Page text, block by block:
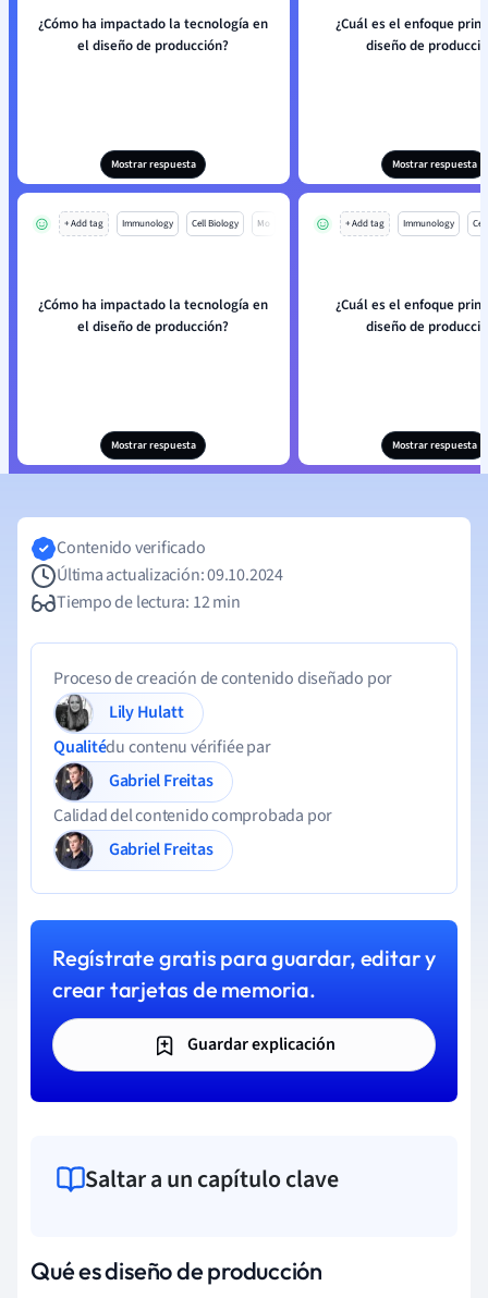
¿Cómo ha impactado la tecnología en
el diseño de producción?
Mostrar respuesta
¿Cuál es el enfoque
diseño de
Mostrar respuesta
+ Add tag Immunology Cell Biology Mo
¿Cómo ha impactado la tecnología en
el diseño de producción?
Mostrar respuesta
+ Add tag Immunology
¿Cuál es el enfoque
diseño de
Mostrar respuesta
Contenido verificado
Última actualización: 09.10.2024
Tiempo de lectura: 12 min
Proceso de creación de contenido diseñado por
Lily Hulatt
Qualitédu contenu vérifiée par
Gabriel Freitas
Calidad del contenido comprobada por
Gabriel Freitas
Regístrate gratis para guardar, editar y
crear tarjetas de memoria.
Guardar explicación
Saltar a un capítulo clave
Qué es diseño de producción